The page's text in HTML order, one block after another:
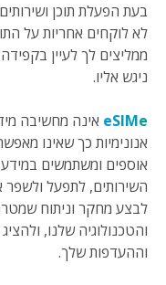
בעת הפעלת תוכן
ניגש אליו.
eSIMe אינה מחשיבה
אנונימיות כך שאינו
אוספים ומשתמשים
השירותים, לתפעל ולשפר
לבצע מחקר וניתוח
והטכנולוגיה שלנו,
וההעדפות שלך.